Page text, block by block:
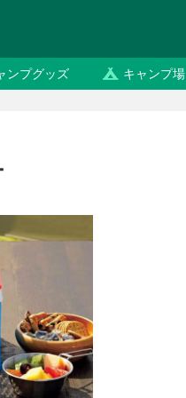
ンプグッズ キャンプ場